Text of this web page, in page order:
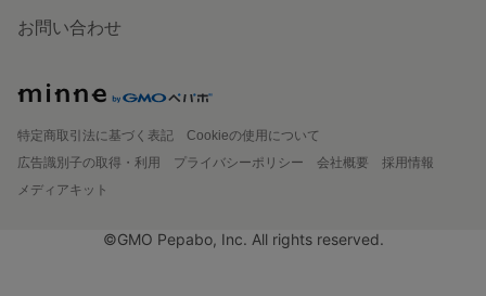
お問い合わせ
特定商取引法に基づく表記
Cookieの使用について
広告識別子の取得・利用
プライバシーポリシー 会社概要
採用情報
メディアキット
©GMO Pepabo, Inc. All rights reserved.